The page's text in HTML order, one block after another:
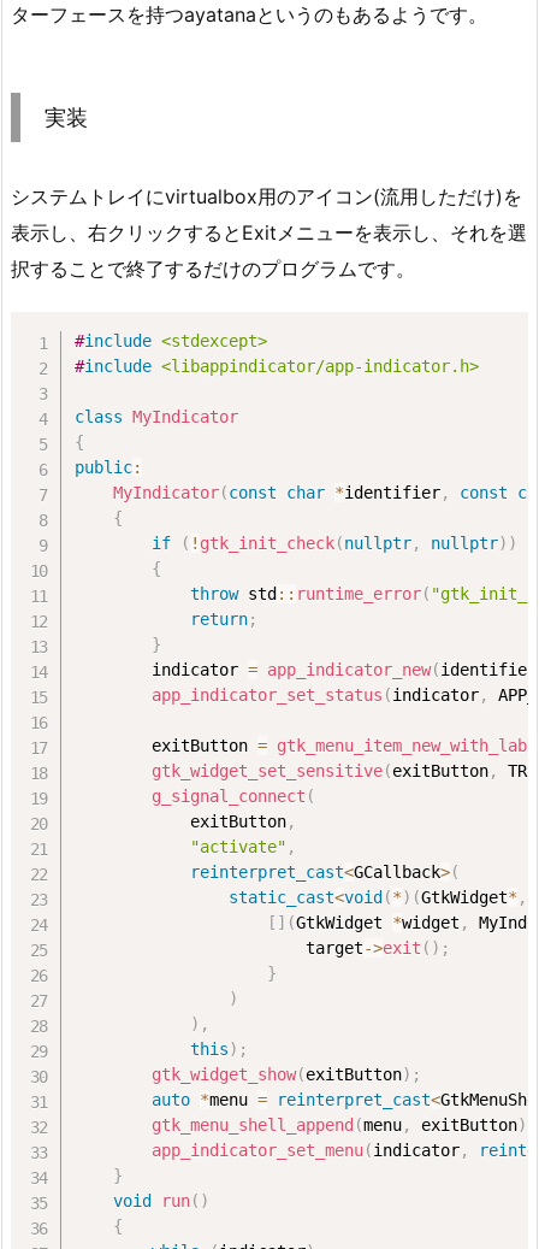
ク
ッ
境
選
2.
実
3.
結
果
ターフェースを持つayatanaというのもあるようです。
実装
システムトレイにvirtualbox用のアイコン(流用しただけ)を
表示し、右クリックするとExitメニューを表示し、それを選
択することで終了するだけのプログラムです。
#include <stdexcept>
#include <libappindicator/app-indicator.h>
class MyIndicator
{
public:
MyIndicator(const char *identifier, const
{
if
( ! gtk_init_check(nullptr, nullptr) )
{
throw std :: runtime_error(
return;
}
        indicator
= app_indicator_new(identifier
app_indicator_set_status (indicator,
        exitButton
=
gtk_widget_set_sensitive(exitButton,
g_signal_connect (
            exitButton
,
"activate" ,
reinterpret_cast<GCallback>(
static_cast<void (*) (GtkWidget* ,
[ ] (GtkWidget *widget ,
                        target
->exit ( ) ;
}
)
) ,
this) ;
gtk_widget_show(exitButton) ;
auto *menu = reinterpret_cast<
gtk_menu_shell_append (menu, exitButton)
app_indicator_set_menu(indicator,
}
void
run( )
{